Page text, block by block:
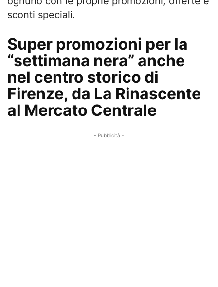
sconti speciali.
Super promozioni per la
“settimana nera” anche
nel centro storico di
Firenze, da La Rinascente
al Mercato Centrale
- Pubblicità -